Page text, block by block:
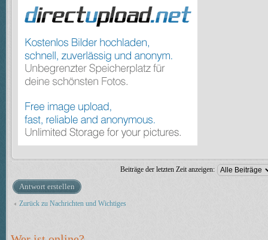
Beiträge der letzten Zeit anzeigen:
Antwort erstellen
Zurück zu Nachrichten und Wichtiges